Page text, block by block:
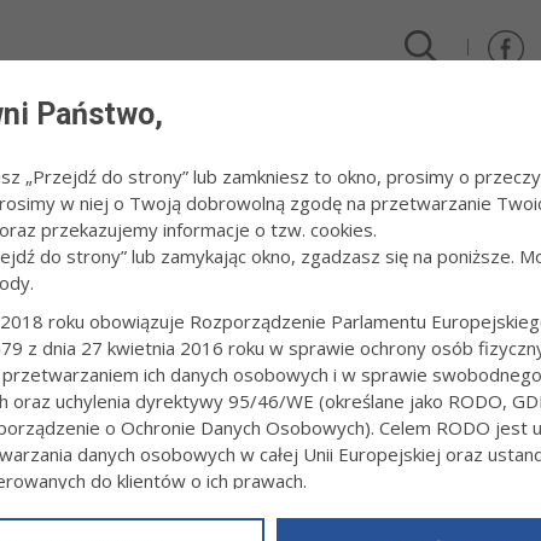
SEMINARIUM SZKOLENIOWE „BEZPIECZNY
Ogólnopolskiego Seminarium Szkoleniowego
zaproszenie Małopolskiego Ośrodka Ruchu Drogowego
Państwo,
„Przejdź do strony” lub zamkniesz to okno, prosimy o
w niej o Twoją dobrowolną zgodę na przetwarzanie
przekazujemy informacje o tzw. cookies.
do strony” lub zamykając okno, zgadzasz się na poniższe.
roku obowiązuje Rozporządzenie Parlamentu
z dnia 27 kwietnia 2016 roku w sprawie ochrony osób
ich danych osobowych i w sprawie
oraz uchylenia dyrektywy 95/46/WE (określane jako RODO,
o Ochronie Danych Osobowych). Celem RODO jest
danych osobowych w całej Unii Europejskiej oraz
do klientów o ich prawach.
powyższym, w zakładceRODOna stroniehttps://